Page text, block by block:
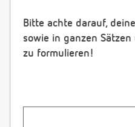
Bitte achte darauf,
sowie in ganzen
zu formulieren!